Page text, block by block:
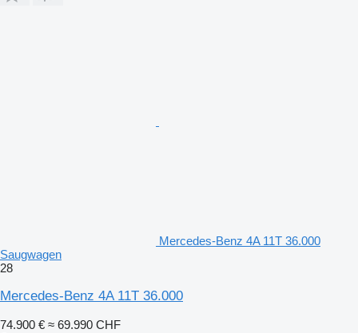
Mercedes-Benz 4A 11T 36.000
Saugwagen
28
Mercedes-Benz 4A 11T 36.000
74.900 € ≈ 69.990 CHF